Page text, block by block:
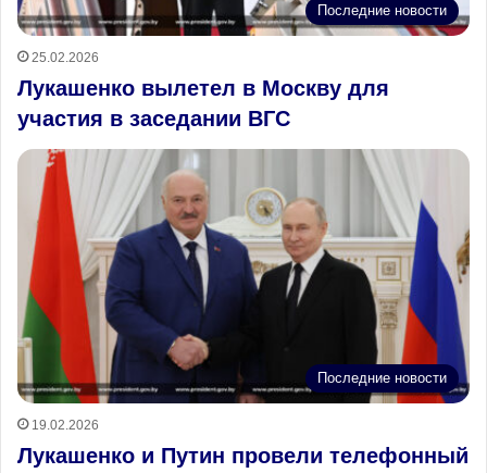
Последние новости
25.02.2026
Лукашенко вылетел в Москву для
участия в заседании ВГС
Последние новости
19.02.2026
Лукашенко и Путин провели телефонный